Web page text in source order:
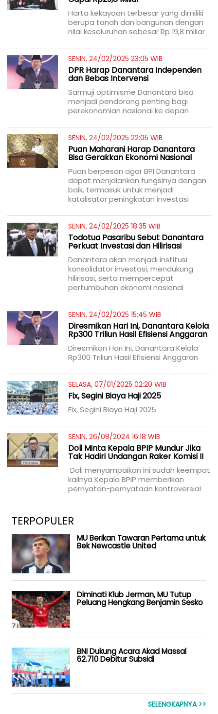
Harta kekayaan terbesar yang dimiliki
berupa tanah dan bangunan dengan
nilai keseluruhan sebesar Rp 19,8 miliar
SENIN, 24/02/2025 23:05 WIB
DPR Harap Danantara Independen
dan Bebas Intervensi
Sarmuji optimisme Danantara bisa
menjadi pendorong penting bagi
perekonomian nasional ke depan
SENIN, 24/02/2025 22:05 WIB
Puan Maharani Harap Danantara
Bisa Gerakkan Ekonomi Nasional
Puan berpesan agar BPI Danantara
dapat menjalankan fungsinya dengan
baik, termasuk untuk menjadi
katalisator peningkatan investasi
SENIN, 24/02/2025 18:35 WIB
Todotua Pasaribu Sebut Danantara
Perkuat Investasi dan Hilirisasi
Danantara akan menjadi institusi
konsolidator investasi, mendukung
hilirisasi, serta mempercepat
pertumbuhan ekonomi nasional
SENIN, 24/02/2025 15:45 WIB
Diresmikan Hari Ini, Danantara Kelola
Rp300 Triliun Hasil Efisiensi Anggaran
Diresmikan Hari Ini, Danantara Kelola
Rp300 Triliun Hasil Efisiensi Anggaran
SELASA, 07/01/2025 02:20 WIB
Fix, Segini Biaya Haji 2025
Fix, Segini Biaya Haji 2025
SENIN, 26/08/2024 16:18 WIB
Doli Minta Kepala BPIP Mundur Jika
Tak Hadiri Undangan Raker Komisi II
Doli menyampaikan ini sudah keempat
kalinya Kepala BPIP memberikan
pernyatan-pernyataan kontroversial
TERPOPULER
MU Berikan Tawaran Pertama untuk
Bek Newcastle United
Diminati Klub Jerman, MU Tutup
Peluang Hengkang Benjamin Sesko
BNI Dukung Acara Akad Massal
62.710 Debitur Subsidi
SELENGKAPNYA >>